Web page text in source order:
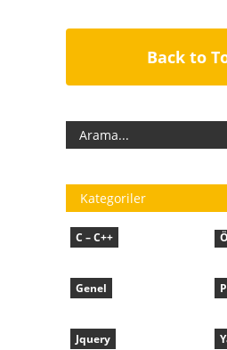
Back to
Kategoriler
C – C++
Genel
Jquery